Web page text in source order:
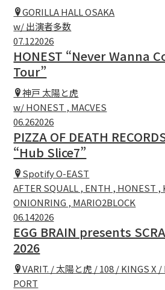
GORILLA HALL OSAKA
w/ 出演者多数
07.122026
HONEST “Never Wanna
Tour”
神戸 太陽と虎
w/ HONEST , MACVES
06.262026
PIZZA OF DEATH
“Hub Slice7”
Spotify O-EAST
AFTER SQUALL , ENTH , HONEST ,
ONIONRING , MARIO2BLOCK
06.142026
EGG BRAIN presents
2026
VARIT. / 太陽と虎 / 108 / KINGS X /
PORT